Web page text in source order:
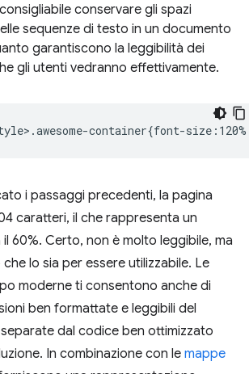
conservare gli spazi
sequenze di testo in un documento
garantiscono la leggibilità dei
gli utenti vedranno effettivamente.
i passaggi precedenti, la pagina
caratteri, il che rappresenta un
60%. Certo, non è molto leggibile, ma
lo sia per essere utilizzabile. Le
moderne ti consentono anche di
ben formattate e leggibili del
dal codice ben ottimizzato
In combinazione con lemappe